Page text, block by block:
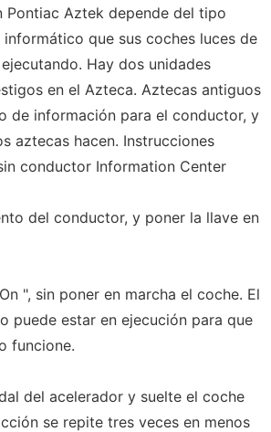
Pontiac Aztek depende del tipo
que sus coches luces de
Hay dos unidades
en el Azteca. Aztecas antiguos
de información para el conductor, y
aztecas hacen. Instrucciones
conductor Information Center
del conductor, y poner la llave en
", sin poner en marcha el coche. El
puede estar en ejecución para que
funcione.
del acelerador y suelte el coche
se repite tres veces en menos